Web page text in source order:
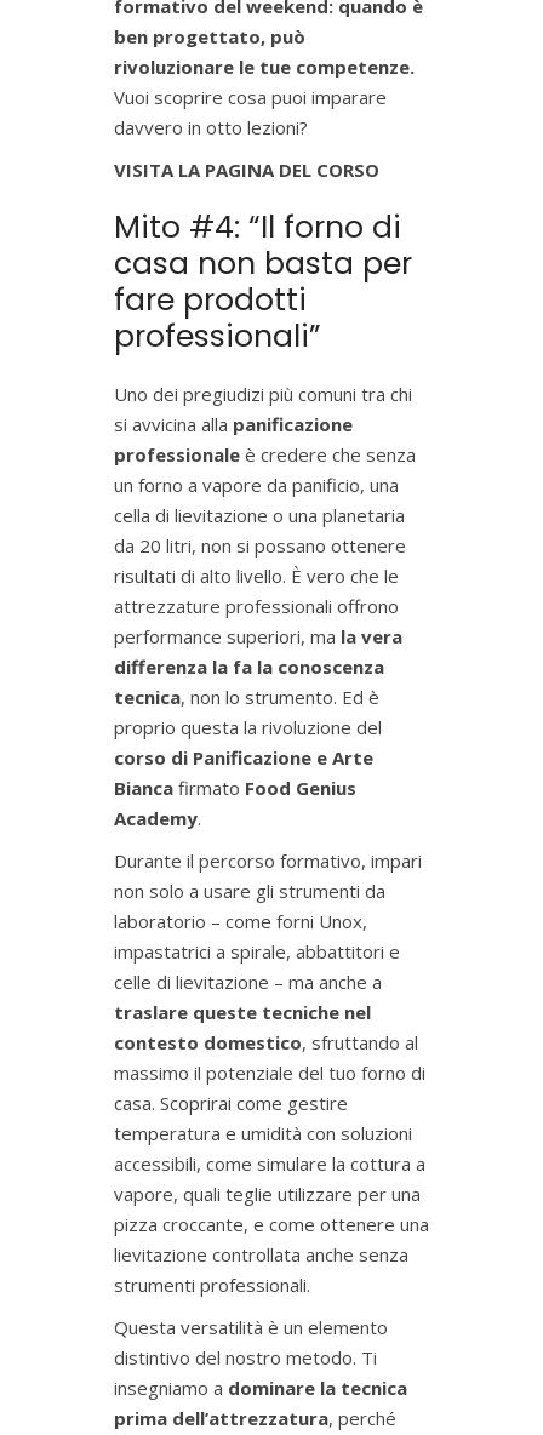
formativo del weekend: quando è
ben progettato, può
rivoluzionare le tue competenze.
Vuoi scoprire cosa puoi imparare
davvero in otto lezioni?
VISITA LA PAGINA DEL CORSO
Mito #4: “Il forno di
casa non basta per
fare prodotti
professionali”
Uno dei pregiudizi più comuni tra chi
si avvicina alla panificazione
professionale è credere che senza
un forno a vapore da panificio, una
cella di lievitazione o una planetaria
da 20 litri, non si possano ottenere
risultati di alto livello. È vero che le
attrezzature professionali offrono
performance superiori, ma la vera
differenza la fa la conoscenza
tecnica, non lo strumento. Ed è
proprio questa la rivoluzione del
corso di Panificazione e Arte
Bianca firmato Food Genius
Academy.
Durante il percorso formativo, impari
non solo a usare gli strumenti da
laboratorio – come forni Unox,
impastatrici a spirale, abbattitori e
celle di lievitazione – ma anche a
traslare queste tecniche nel
contesto domestico, sfruttando al
massimo il potenziale del tuo forno di
casa. Scoprirai come gestire
temperatura e umidità con soluzioni
accessibili, come simulare la cottura a
vapore, quali teglie utilizzare per una
pizza croccante, e come ottenere una
lievitazione controllata anche senza
strumenti professionali.
Questa versatilità è un elemento
distintivo del nostro metodo. Ti
insegniamo a dominare la tecnica
prima dell’attrezzatura, perché